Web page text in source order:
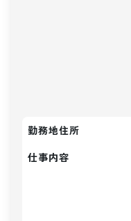
勤務地住所
仕事内容